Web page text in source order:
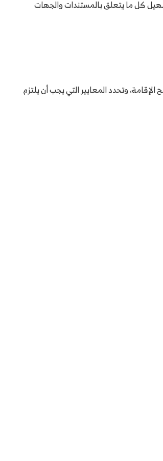
كل ما يتعلق بالمستندات والجهات
وتحدد المعايير التي يجب أن يلتزم